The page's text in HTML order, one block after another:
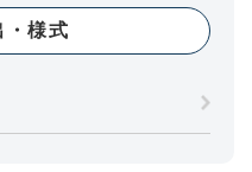
・様式